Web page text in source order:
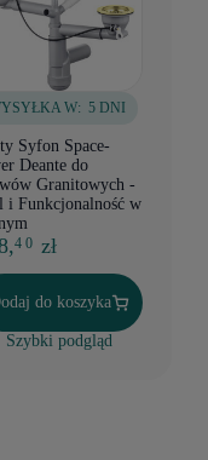
W: 5 DNI
Syfon Space-
Deante do
Granitowych -
i Funkcjonalność w
4 0 zł
do koszyka
Szybki podgląd